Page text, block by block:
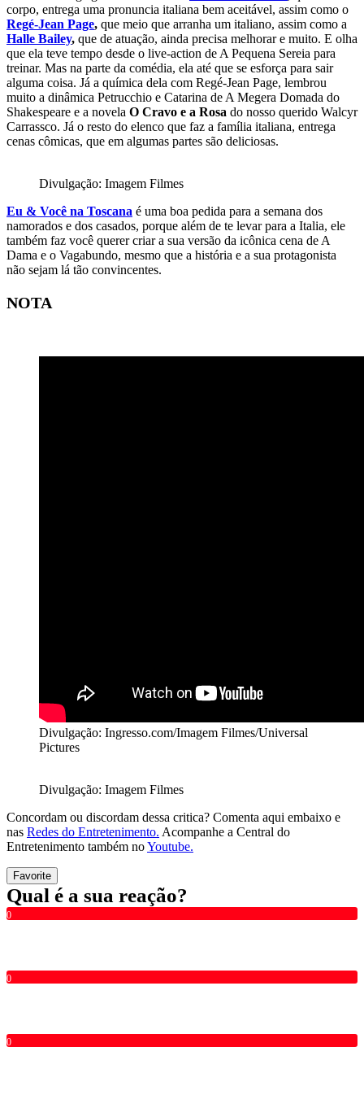
corpo, entrega uma pronuncia italiana bem aceitável, assim como o
Regé-Jean Page, que meio que arranha um italiano, assim como a
Halle Bailey, que de atuação, ainda precisa melhorar e muito. E olha
que ela teve tempo desde o live-action de A Pequena Sereia para
treinar. Mas na parte da comédia, ela até que se esforça para sair
alguma coisa. Já a química dela com Regé-Jean Page, lembrou
muito a dinâmica Petrucchio e Catarina de A Megera Domada do
Shakespeare e a novela O Cravo e a Rosa do nosso querido Walcyr
Carrassco. Já o resto do elenco que faz a família italiana, entrega
cenas cômicas, que em algumas partes são deliciosas.
Divulgação: Imagem Filmes
Eu & Você na Toscana é uma boa pedida para a semana dos
namorados e dos casados, porque além de te levar para a Italia, ele
também faz você querer criar a sua versão da icônica cena de A
Dama e o Vagabundo, mesmo que a história e a sua protagonista
não sejam lá tão convincentes.
NOTA
Divulgação: Ingresso.com/Imagem Filmes/Universal
Pictures
Divulgação: Imagem Filmes
Concordam ou discordam dessa critica? Comenta aqui embaixo e
nas Redes do Entretenimento. Acompanhe a Central do
Entretenimento também noYoutube.
Favorite
Qual é a sua reação?
0
0
0